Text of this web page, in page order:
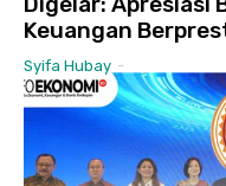
Keuangan
Syifa Hubay -